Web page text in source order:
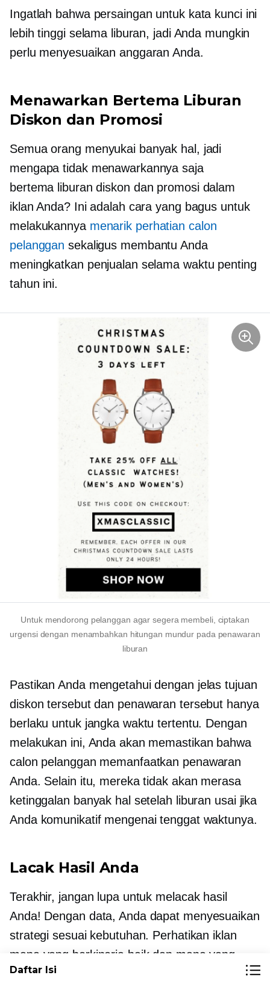
Ingatlah bahwa persaingan untuk kata kunci ini
lebih tinggi selama liburan, jadi Anda mungkin
perlu menyesuaikan anggaran Anda.
Menawarkan Bertema Liburan
Diskon dan Promosi
Semua orang menyukai banyak hal, jadi
mengapa tidak menawarkannya saja
bertema liburan diskon dan promosi dalam
iklan Anda? Ini adalah cara yang bagus untuk
melakukannya menarik perhatian calon
pelanggan sekaligus membantu Anda
meningkatkan penjualan selama waktu penting
tahun ini.
Untuk mendorong pelanggan agar segera membeli, ciptakan
urgensi dengan menambahkan hitungan mundur pada penawaran
liburan
Pastikan Anda mengetahui dengan jelas tujuan
diskon tersebut dan penawaran tersebut hanya
berlaku untuk jangka waktu tertentu. Dengan
melakukan ini, Anda akan memastikan bahwa
calon pelanggan memanfaatkan penawaran
Anda. Selain itu, mereka tidak akan merasa
ketinggalan banyak hal setelah liburan usai jika
Anda komunikatif mengenai tenggat waktunya.
Lacak Hasil Anda
Terakhir, jangan lupa untuk melacak hasil
Anda! Dengan data, Anda dapat menyesuaikan
strategi sesuai kebutuhan. Perhatikan iklan
mana yang berkinerja baik dan mana yang
tidak mendapat banyak daya tarik. Dengan
Daftar Isi